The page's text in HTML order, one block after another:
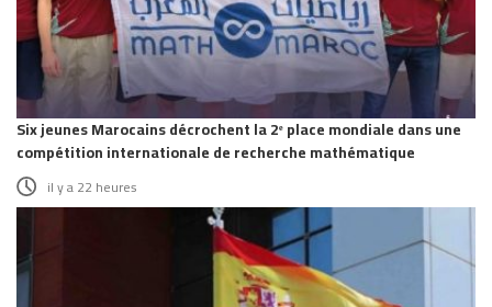
Six jeunes Marocains décrochent la 2ᵉ place mondiale dans une
compétition internationale de recherche mathématique
il y a 22 heures